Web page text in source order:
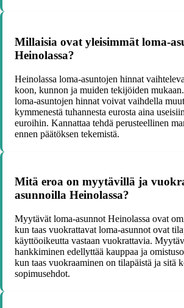
Millaisia ovat yleisimmät loma-
Heinolassa?
Heinolassa loma-asuntojen hinnat
koon, kunnon ja muiden tekijöiden
loma-asuntojen hinnat voivat vaihdella
kymmenestä tuhannesta eurosta aina
euroihin. Kannattaa tehdä perusteellinen
ennen päätöksen tekemistä.
Mitä eroa on myytävillä ja
asunnoilla Heinolassa?
Myytävät loma-asunnot Heinolassa ovat
kun taas vuokrattavat loma-asunnot ovat
käyttöoikeutta vastaan vuokrattavia.
hankkiminen edellyttää kauppaa ja
kun taas vuokraaminen on tilapäistä ja sitä
sopimusehdot.